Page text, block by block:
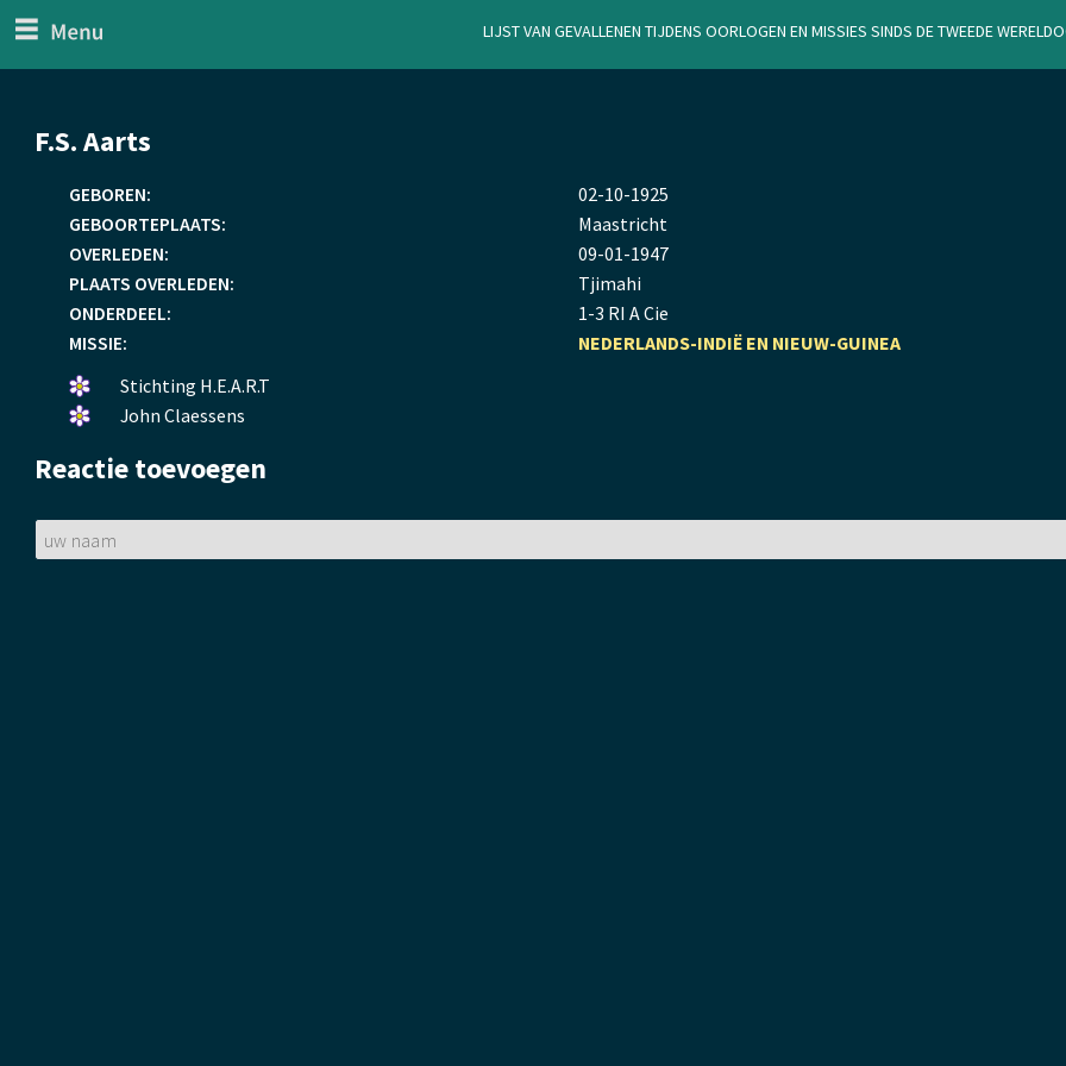
Lijst van gevallenen tijdens oorlogen en missies sinds de Tweede
Generaal
F.S. Aarts
GEBOREN: 02-10-1925
GEBOORTEPLAATS:
Maastricht
OVERLEDEN:
09-01-1947
PLAATS OVERLEDEN:
Tjimahi
ONDERDEEL:
1-3 RI A Cie
MISSIE:
NEDERLANDS-INDIË EN NIEUW-GUINEA
Een
bloemetje
Stichting H.E.A.R.T
Een
gelegd.
John Claessens
Reactie toevoegen